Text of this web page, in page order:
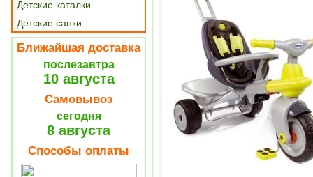
Детские каталки
Детские санки
Ближайшая доставка
послезавтра
10 августа
Самовывоз
сегодня
8 августа
Способы оплаты